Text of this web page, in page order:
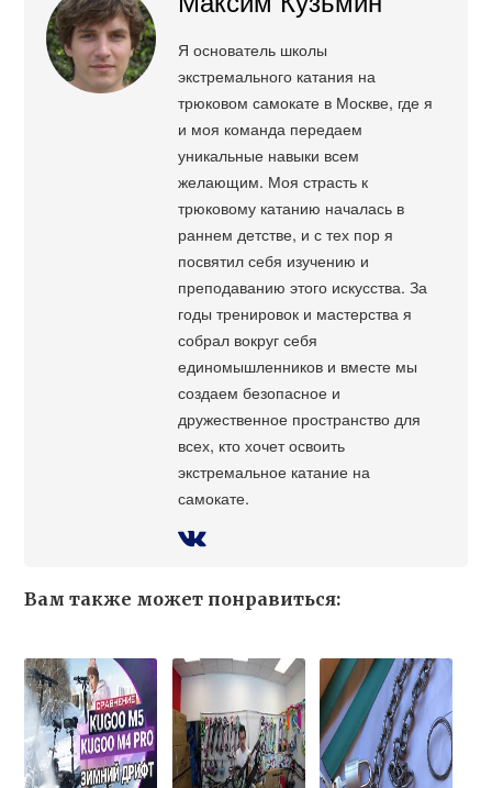
Я основатель школы
экстремального катания на
трюковом самокате в Москве, где я
и моя команда передаем
уникальные навыки всем
желающим. Моя страсть к
трюковому катанию началась в
раннем детстве, и с тех пор я
посвятил себя изучению и
преподаванию этого искусства. За
годы тренировок и мастерства я
собрал вокруг себя
единомышленников и вместе мы
создаем безопасное и
дружественное пространство для
всех, кто хочет освоить
экстремальное катание на
самокате.
Вам также может понравиться: